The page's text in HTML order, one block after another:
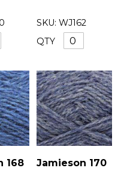
SKU: WJ162
QTY
168
Jamieson 170